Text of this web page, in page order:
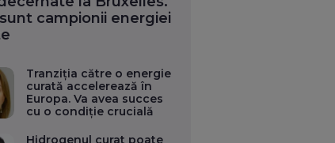
campionii energiei
Tranziția către o energie
curată accelerează în
Europa. Va avea succes
cu o condiție crucială
Hidrogenul curat poate